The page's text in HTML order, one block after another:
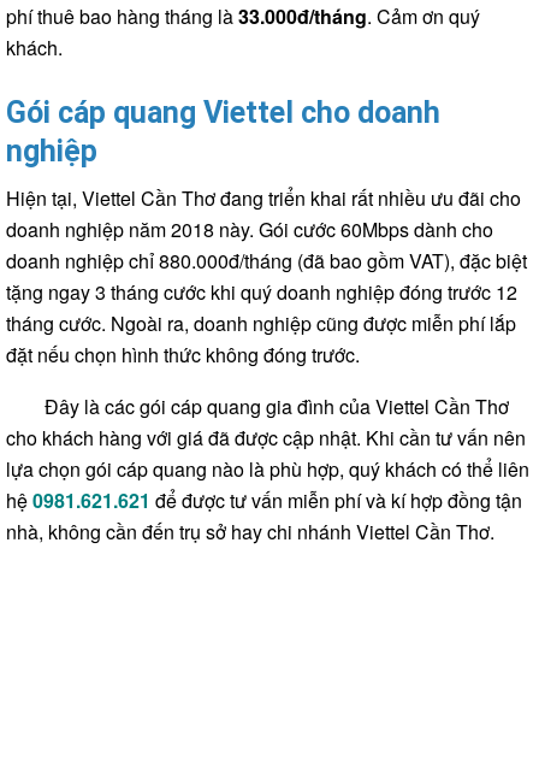
phí thuê bao hàng tháng là33.000đ/tháng. Cảm ơn quý
khách.
Gói cáp quang Viettel cho doanh
nghiệp
Hiện tại, Viettel Cần Thơ đang triển khai rất nhiều ưu đãi cho
doanh nghiệp năm 2018 này. Gói cước 60Mbps dành cho
doanh nghiệp chỉ 880.000đ/tháng (đã bao gồm VAT), đặc biệt
tặng ngay 3 tháng cước khi quý doanh nghiệp đóng trước 12
tháng cước. Ngoài ra, doanh nghiệp cũng được miễn phí lắp
đặt nếu chọn hình thức không đóng trước.
Đây là các gói cáp quang gia đình của Viettel Cần Thơ
cho khách hàng với giá đã được cập nhật. Khi cần tư vấn nên
lựa chọn gói cáp quang nào là phù hợp, quý khách có thể liên
hệ0981.621.621 để được tư vấn miễn phí và kí hợp đồng tận
nhà, không cần đến trụ sở hay chi nhánh Viettel Cần Thơ.